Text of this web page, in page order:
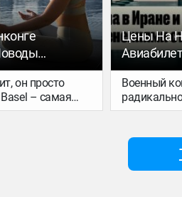
проходят
Самаре,
уголках
года по
городских
он просто
– самая
ярмарка
Цены На
Еще
Военный
регионе и
условия
билеты
больше